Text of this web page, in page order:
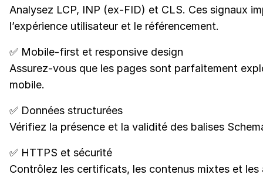
Analysez LCP, INP (ex-FID) et CLS. Ces signaux
l’expérience utilisateur et le référencement.
✅ Mobile-first et responsive design
Assurez-vous que les pages sont parfaitement
mobile.
✅ Données structurées
Vérifiez la présence et la validité des balises
✅ HTTPS et sécurité
Contrôlez les certificats, les contenus mixtes et les